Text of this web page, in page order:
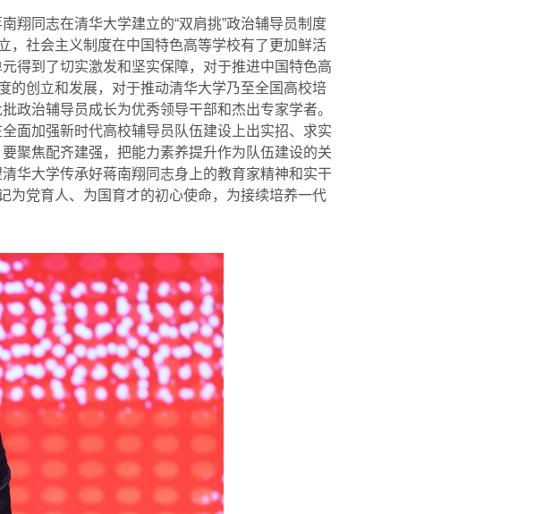
翔同志在清华大学建立的“双肩挑”政治辅导员制度
，社会主义制度在中国特色高等学校有了更加鲜活
得到了切实激发和坚实保障，对于推进中国特色高
的创立和发展，对于推动清华大学乃至全国高校培
政治辅导员成长为优秀领导干部和杰出专家学者。
面加强新时代高校辅导员队伍建设上出实招、求实
聚焦配齐建强，把能力素养提升作为队伍建设的关
华大学传承好蒋南翔同志身上的教育家精神和实干
为党育人、为国育才的初心使命，为接续培养一代